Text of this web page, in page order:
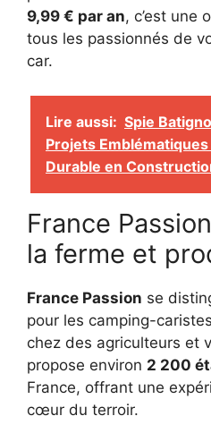
9,99 € par an, c’est une
tous les passionnés de
car.
Lire aussi: Spie
Projets
Durable en
France
la ferme et
France Passion se
pour les camping-
chez des agriculteurs et
propose environ 2 200
France, offrant une
cœur du terroir.